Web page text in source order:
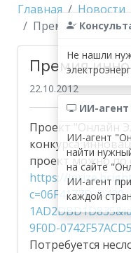
Не нашли
ИИ-
ИИ-агент
найти
на сайте
ИИ-агент
каждой
Главная
Новости
Премия
Премия
22.10.2012
Проект "Онлайн
конкурса
проект можно по
https://
c=06F4177D-D430-
9F0D-
Потребуется